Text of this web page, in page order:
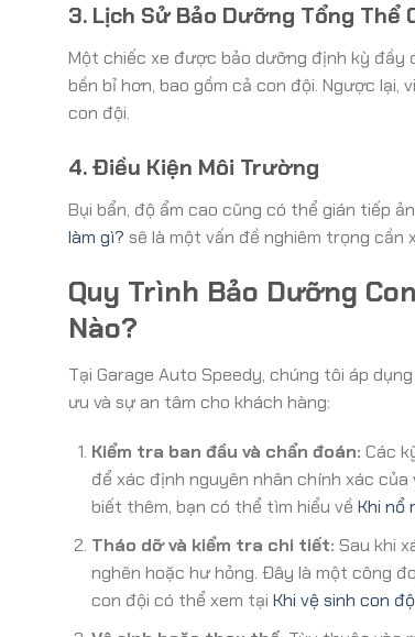
3. Lịch Sử Bảo Dưỡng Tổng Thể
Một chiếc xe được bảo dưỡng định kỳ đầy
bền bỉ hơn, bao gồm cả con đội. Ngược
con đội.
4. Điều Kiện Môi Trường
Bụi bẩn, độ ẩm cao cũng có thể gián tiếp
làm gì? sẽ là một vấn đề nghiêm trọng
Quy Trình Bảo Dưỡng
Nào?
Tại Garage Auto Speedy, chúng tôi áp
ưu và sự an tâm cho khách hàng:
Kiểm tra ban đầu và chẩn đoán: Các
để xác định nguyên nhân chính xác
biết thêm, bạn có thể tìm hiểu về Khi nổ
Tháo dỡ và kiểm tra chi tiết: Sau khi
nghẽn hoặc hư hỏng. Đây là một công
con đội có thể xem tại Khi vệ sinh con